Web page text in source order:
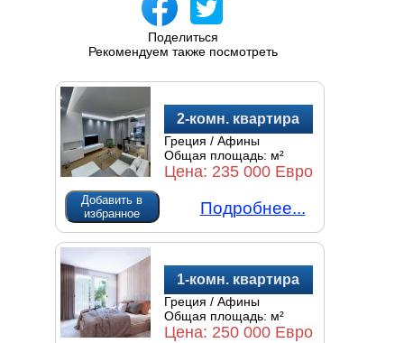
Поделиться
Рекомендуем также посмотреть
2-комн. квартира
Греция / Афины
Общая площадь: м²
Цена: 235 000 Евро
Подробнее...
Добавить в
избранное
1-комн. квартира
Греция / Афины
Общая площадь: м²
Цена: 250 000 Евро